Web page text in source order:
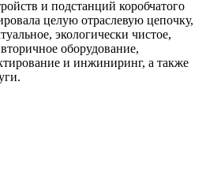
и подстанций коробчатого
целую отраслевую цепочку,
экологически чистое,
оборудование,
и инжиниринг, а также